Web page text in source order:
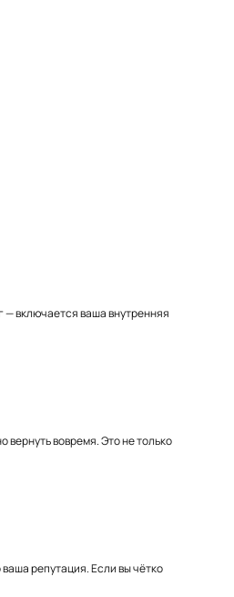
— включается ваша внутренняя
вернуть вовремя. Это не только
репутация. Если вы чётко